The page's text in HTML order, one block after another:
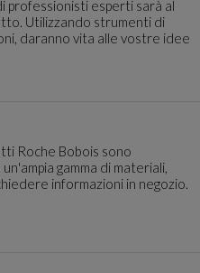
esperti sarà al
Utilizzando strumenti di
daranno vita alle vostre idee
Roche Bobois sono
gamma di materiali,
informazioni in negozio.